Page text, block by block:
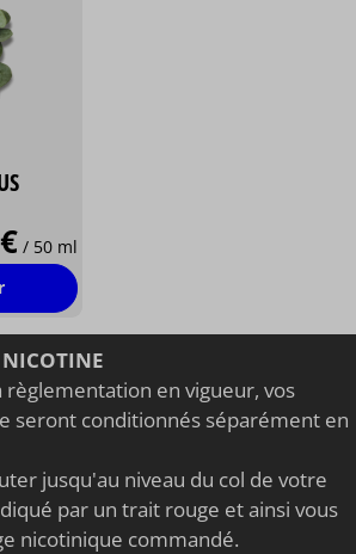
/ 50 ml
NICOTINE
en vigueur, vos
seront conditionnés séparément en
jusqu'au niveau du col de votre
par un trait rouge et ainsi vous
nicotinique commandé.